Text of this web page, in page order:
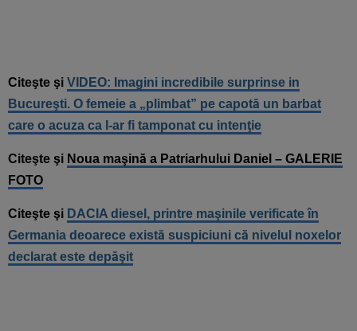
Citeşte şi VIDEO: Imagini incredibile surprinse in
Bucureşti. O femeie a „plimbat” pe capotă un barbat
care o acuza ca l-ar fi tamponat cu intenţie
Citeşte şi Noua maşină a Patriarhului Daniel – GALERIE
FOTO
Citeşte şi DACIA diesel, printre maşinile verificate în
Germania deoarece există suspiciuni că nivelul noxelor
declarat este depăşit